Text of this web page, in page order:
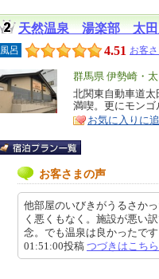
天然温泉 湯楽部 太田
風呂 4.51 お客
エ
リ
ア
群馬県 伊勢崎・
特
徴
北関東自動車道
満喫。更にモン
お気に入りに
お客さまの声
他部屋のいびきがうるさか
く悪くもなく。施設が悪い
念。でも温泉は良かったで
01:51:00投稿 つづきはこちら